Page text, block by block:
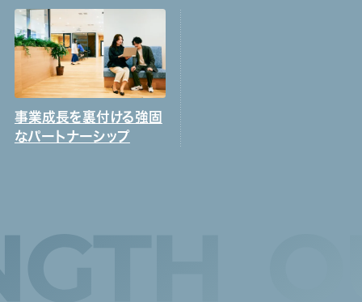
事業成長を裏付ける強固
なパートナーシップ